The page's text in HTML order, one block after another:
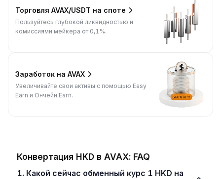
Торговля AVAX/USDT на споте
Пользуйтесь глубокой ликвидностью и
комиссиями мейкера от 0,1%.
Заработок на AVAX
Увеличивайте свои активы с помощью Easy
Earn и Ончейн Earn.
Конвертация HKD в AVAX: FAQ
1. Какой сейчас обменный курс 1 HKD на